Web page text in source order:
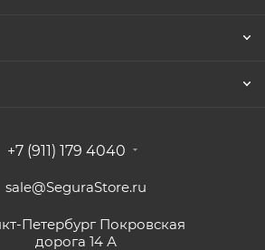
+7 (911) 179 4040
sale@SeguraStore.ru
Петербург Покровская
дорога 14 А